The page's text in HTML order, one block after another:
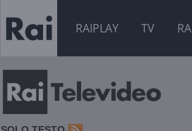
RAIPLAY TV